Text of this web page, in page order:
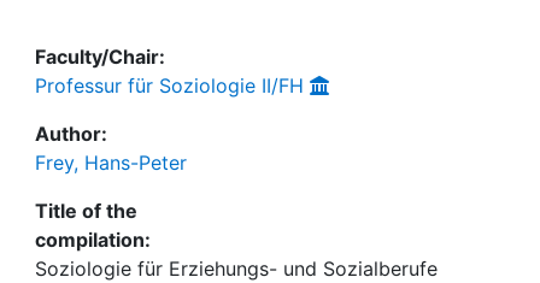
Faculty/Chair:
Professur für Soziologie II/FH
Author:
Frey, Hans-Peter
Title of the
compilation:
Soziologie für Erziehungs- und Sozialberufe